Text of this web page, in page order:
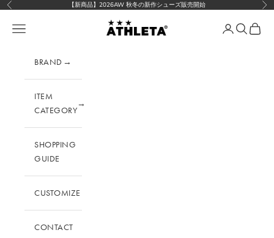
コンテンツへスキップ
前へ 【新商品】2026AW 秋冬の新作シューズ販売開始 次
アスレタ公式オンラインショップ
メニューを開く マイページペ
検索を開く
カート
BRAND →
ITEM
CATEGORY
→
SHOPPING
GUIDE
CUSTOMIZE
CONTACT